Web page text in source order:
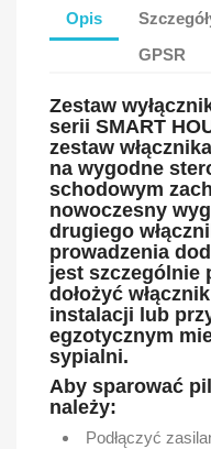
Opis
GPSR
Zestaw
serii SMART
zestaw
na wygodne
schodowym
nowoczesny
drugiego
prowadzenia
jest szczególnie
dołożyć
instalacji lub
egzotycznym
sypialni.
Aby sparować
należy:
Podłączyć